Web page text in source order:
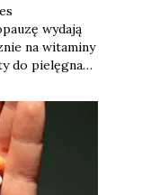
wydają
na witaminy
do pielęgnacji
czy